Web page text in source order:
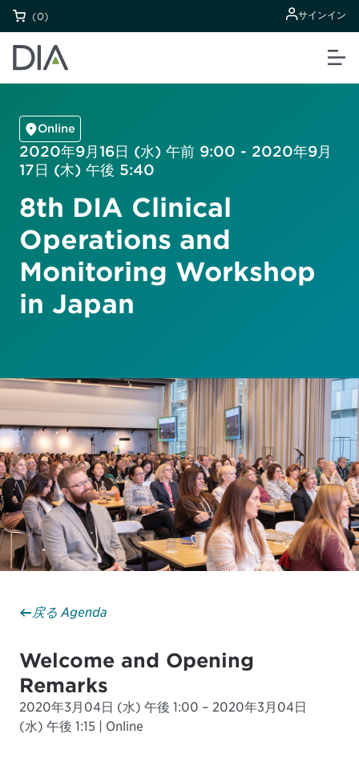
(0) サインイン
Online
2020年9月16日 (水) 午前 9:00 - 2020年9月
17日 (木) 午後 5:40
8th DIA Clinical
Operations and
Monitoring Workshop
in Japan
戻る Agenda
Welcome and Opening
Remarks
2020年3月04日 (水) 午後 1:00 – 2020年3月04日
(水) 午後 1:15 | Online